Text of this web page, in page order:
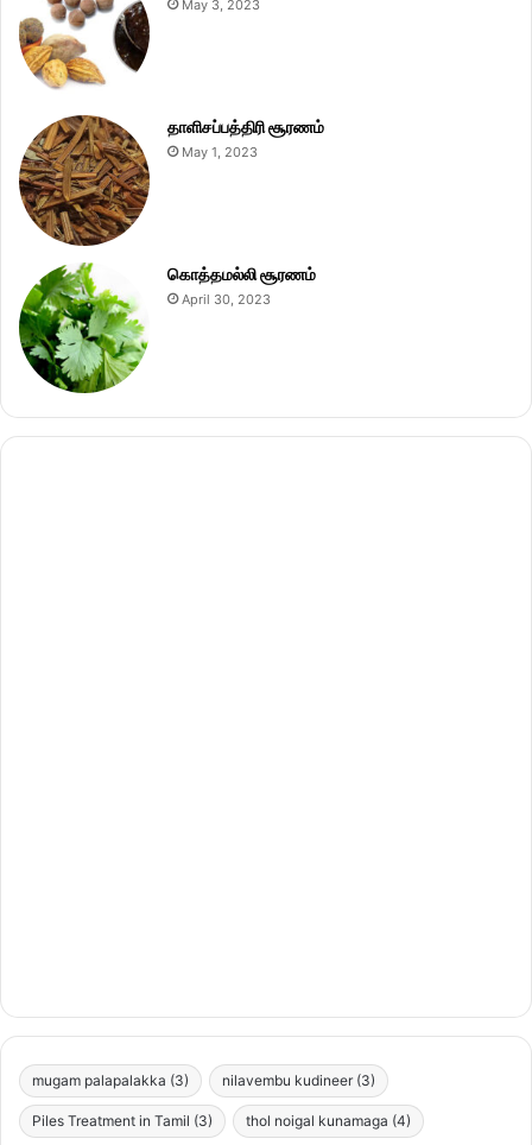
May 3, 2023
தாளிசப்பத்திரி சூரணம்
May 1, 2023
கொத்தமல்லி சூரணம்
April 30, 2023
mugam palapalakka (3) nilavembu kudineer (3)
Piles Treatment in Tamil (3) thol noigal kunamaga (4)